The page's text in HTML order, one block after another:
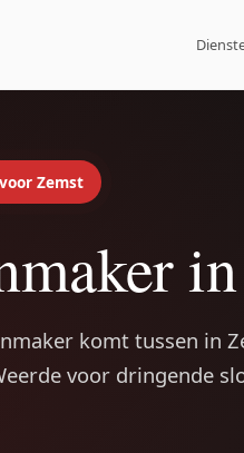
Zemst
komt tussen in
voor dringende